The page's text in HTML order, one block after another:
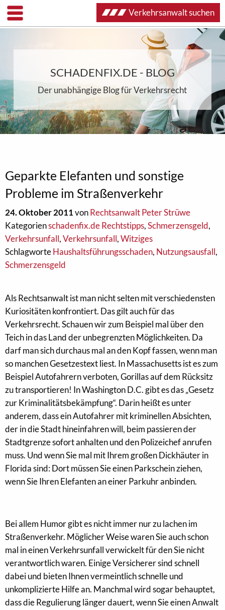
SCHADENFIX.DE - BLOG
Der unabhängige Blog für Verkehrsrecht
Geparkte Elefanten und sonstige
Probleme im Straßenverkehr
24. Oktober 2011vonRechtsanwalt Peter Strüwe
Kategorienschadenfix.de Rechtstipps,Schmerzensgeld,
Verkehrsunfall,Verkehrsunfall,Witziges
SchlagworteHaushaltsführungsschaden, Nutzungsausfall,
Schmerzensgeld
Als Rechtsanwalt ist man nicht selten mit verschiedensten
Kuriositäten konfrontiert. Das gilt auch für das
Verkehrsrecht. Schauen wir zum Beispiel mal über den
Teich in das Land der unbegrenzten Möglichkeiten. Da
darf man sich durchaus mal an den Kopf fassen, wenn man
so manchen Gesetzestext liest. In Massachusetts ist es zum
Beispiel Autofahrern verboten, Gorillas auf dem Rücksitz
zu transportieren! In Washington D.C. gibt es das „Gesetz
zur Kriminalitätsbekämpfung“. Darin heißt es unter
anderem, dass ein Autofahrer mit kriminellen Absichten,
der in die Stadt hineinfahren will, beim passieren der
Stadtgrenze sofort anhalten und den Polizeichef anrufen
muss. Und wenn Sie mal mit Ihrem großen Dickhäuter in
Florida sind: Dort müssen Sie einen Parkschein ziehen,
wenn Sie Ihren Elefanten an einer Parkuhr anbinden.
Bei allem Humor gibt es nicht immer nur zu lachen im
Straßenverkehr. Möglicher Weise waren Sie auch schon
mal in einen Verkehrsunfall verwickelt für den Sie nicht
verantwortlich waren. Einige Versicherer sind schnell
dabei und bieten Ihnen vermeintlich schnelle und
unkomplizierte Hilfe an. Manchmal wird sogar behauptet,
dass die Regulierung länger dauert, wenn Sie einen Anwalt
Verkehrsanwalt suchen